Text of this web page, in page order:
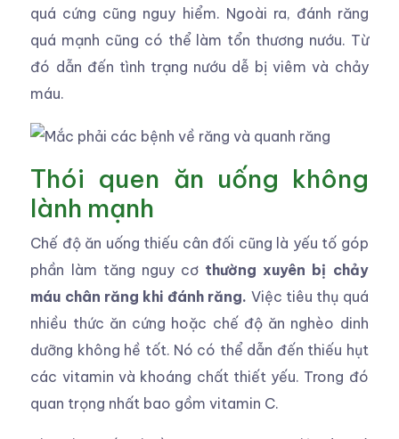
quá cứng cũng nguy hiểm. Ngoài ra, đánh răng
quá mạnh cũng có thể làm tổn thương nướu. Từ
đó dẫn đến tình trạng nướu dễ bị viêm và chảy
máu.
Thói quen ăn uống không
lành mạnh
Chế độ ăn uống thiếu cân đối cũng là yếu tố góp
phần làm tăng nguy cơ thường xuyên bị chảy
máu chân răng khi đánh răng. Việc tiêu thụ quá
nhiều thức ăn cứng hoặc chế độ ăn nghèo dinh
dưỡng không hề tốt. Nó có thể dẫn đến thiếu hụt
các vitamin và khoáng chất thiết yếu. Trong đó
quan trọng nhất bao gồm vitamin C.